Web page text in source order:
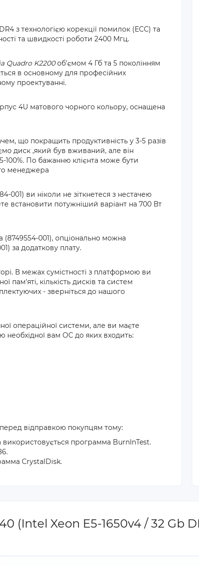
з технологією корекції помилок (ECC) та
та швидкості роботи 2400 Мгц.
Quadro K2200об'ємом 4 Гб та 5 поколінням
в основному для професійних
проектуванні.
4U матового чорного кольору, оснащена
що покращить продуктивність у 3-5 разів
диск ,який був вживаний, але він
100%. По бажанню клієнта може бути
менеджера
001) ви ніколи не зіткнетеся з нестачею
встановити потужніший варіант на 700 Вт
001), опціонально можна
за додаткову плату.
В межах сумістності з платформою ви
кількість дисків та систем
- зверніться до нашого
операційної системи, але ви маєте
необхідної вам ОС до яких входить:
відправкою покупцям тому:
використовується программа BurnInTest.
CrystalDisk.
(Intel Xeon E5-1650v4 / 32 Gb